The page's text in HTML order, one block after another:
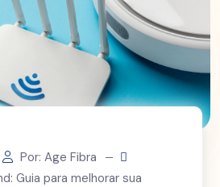
Por: Age Fibra
Guia para melhorar sua